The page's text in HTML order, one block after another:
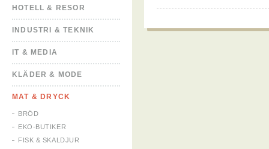
HOTELL & RESOR
INDUSTRI & TEKNIK
IT & MEDIA
KLÄDER & MODE
MAT & DRYCK
BRÖD
EKO-BUTIKER
FISK & SKALDJUR